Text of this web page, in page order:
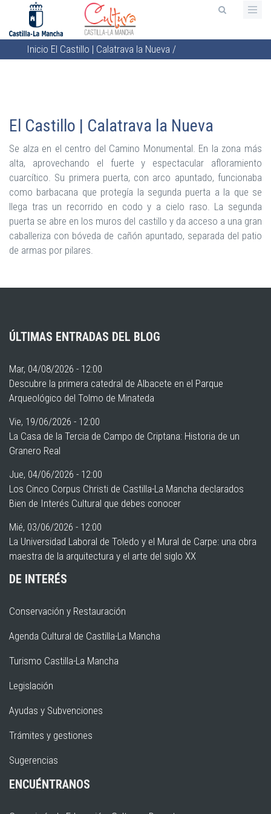
contenido
principal
Sobrescribir
a
la
navegación
Inicio El Castillo | Calatrava la Nueva /
El Castillo | Calatrava la Nueva
Se alza en el centro del Camino Monumental. En la zona más
alta, aprovechando el fuerte y espectacular afloramiento
cuarcítico. Su primera puerta, con arco apuntado, funcionaba
como barbacana que protegía la segunda puerta a la que se
llega tras un recorrido en codo y a cielo raso. La segunda
puerta se abre en los muros del castillo y da acceso a una gran
caballeriza con bóveda de cañón apuntado, separada del patio
de armas por pilares.
ÚLTIMAS ENTRADAS DEL BLOG
Mar, 04/08/2026 - 12:00
Descubre la primera catedral de Albacete en el Parque
Arqueológico del Tolmo de Minateda
Vie, 19/06/2026 - 12:00
La Casa de la Tercia de Campo de Criptana: Historia de un
Granero Real
Jue, 04/06/2026 - 12:00
Los Cinco Corpus Christi de Castilla-La Mancha declarados
Bien de Interés Cultural que debes conocer
Mié, 03/06/2026 - 12:00
La Universidad Laboral de Toledo y el Mural de Carpe: una obra
maestra de la arquitectura y el arte del siglo XX
DE INTERÉS
Conservación y Restauración
Agenda Cultural de Castilla-La Mancha
Turismo Castilla-La Mancha
Legislación
Ayudas y Subvenciones
Trámites y gestiones
Sugerencias
ENCUÉNTRANOS